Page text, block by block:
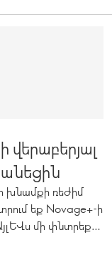
խնամքի ռեժիմ
եք Novage+-ի
Այլևս մի փնտրեք:
փորձագետ